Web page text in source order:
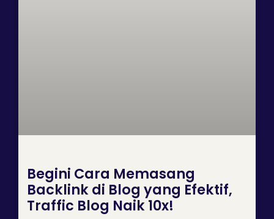
Begini Cara Memasang
Backlink di Blog yang Efektif,
Traffic Blog Naik 10x!